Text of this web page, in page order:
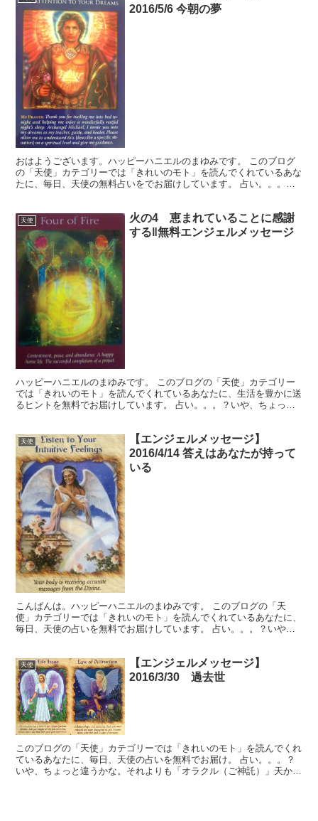
2016/5/6 今朝の夢
おはようございます。ハッピーハニエルのまゆみです。 このブログ
の「天使」カテゴリーでは「きれいのモト」を読んでくれているあな
たに、毎日、天使の無料占いをでお届けしています。 占い。。。？
天使
火の4 恵まれていることに感謝
する‖無料エンジェルメッセージ
ハッピーハニエルのまゆみです。 このブログの「天使」カテゴリー
では「きれいのモト」を読んでくれているあなたに、生活を豊かに送
るヒントを無料でお届けしています。 占い。。。？いや、ちょっと
天使
【エンジェルメッセージ】
2016/4/14 答えはあなたが持って
いる
こんばんは。ハッピーハニエルのまゆみです。 このブログの「天
使」カテゴリーでは「きれいのモト」を読んでくれているあなたに、
毎日、天使の占いを無料でお届けしています。 占い。。。？いや、
天使
【エンジェルメッセージ】
2016/3/30 過去世
このブログの「天使」カテゴリーでは「きれいのモト」を読んでくれ
ているあなたに、毎日、天使の占いを無料でお届け。 占い。。。？
いや、ちょっと違うかな。それよりも「オラクル（ご神託）」天から